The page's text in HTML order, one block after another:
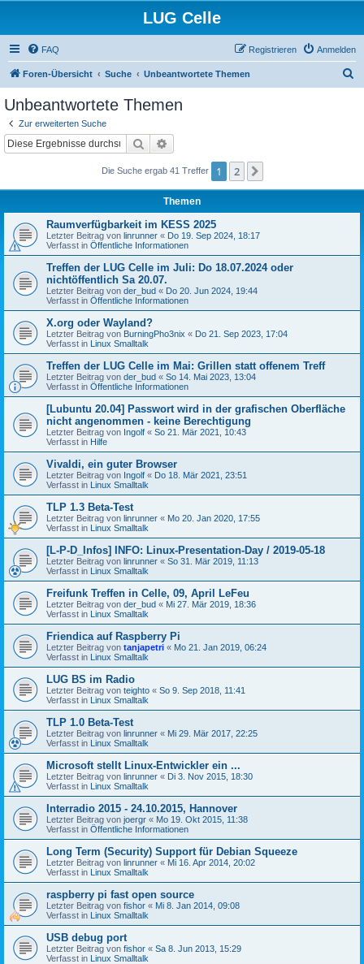
LUG Celle
FAQ Anmelden
Registrieren
Foren-Übersicht Suche Unbeantwortete Themen
Unbeantwortete Themen
Zur erweiterten Suche
Suche
Die Suche ergab 41 Treffer 1 2
Themen
Raumverfügbarkeit im KESS 2025
Letzter Beitrag von linrunner « Do 19. Sep 2024, 18:17
Verfasst in Öffentliche Informationen
Treffen der LUG Celle im Juli: Do 18.07.2024 oder
nichtöffentlich Sa 20.07.
Letzter Beitrag von der_bud « Do 20. Jun 2024, 19:44
Verfasst in Öffentliche Informationen
X.org oder Wayland?
Letzter Beitrag von BurningPho3nix « Do 21. Sep 2023, 17:04
Verfasst in Linux Smalltalk
Treffen der LUG Celle im Mai: Grillen statt offenem Treff
Letzter Beitrag von der_bud « So 14. Mai 2023, 13:04
Verfasst in Öffentliche Informationen
[Lubuntu 20.04] Passwort wird in der grafischen Oberfläche
nicht angenommen - keine Berechtigung
Letzter Beitrag von Ingolf « So 21. Mär 2021, 10:43
Verfasst in Hilfe
Vivaldi, ein guter Browser
Letzter Beitrag von Ingolf « Do 18. Mär 2021, 23:51
Verfasst in Linux Smalltalk
TLP 1.3 Beta-Test
Letzter Beitrag von linrunner « Mo 20. Jan 2020, 17:55
Verfasst in Linux Smalltalk
[L-P-D_Infos] INFO: Linux-Presentation-Day / 2019-05-18
Letzter Beitrag von linrunner « So 31. Mär 2019, 11:13
Verfasst in Linux Smalltalk
Freifunk Treffen in Celle, 09, April LeFeu
Letzter Beitrag von der_bud « Mi 27. Mär 2019, 18:36
Verfasst in Linux Smalltalk
Friendica auf Raspberry Pi
Letzter Beitrag von tanjapetri « Mo 21. Jan 2019, 06:24
Verfasst in Linux Smalltalk
LUG BS im Radio
Letzter Beitrag von teighto « So 9. Sep 2018, 11:41
Verfasst in Linux Smalltalk
TLP 1.0 Beta-Test
Letzter Beitrag von linrunner « Mi 29. Mär 2017, 22:25
Verfasst in Linux Smalltalk
Microsoft stellt Linux-Entwickler ein ...
Letzter Beitrag von linrunner « Di 3. Nov 2015, 18:30
Verfasst in Linux Smalltalk
Interradio 2015 - 24.10.2015, Hannover
Letzter Beitrag von joergr « Mo 19. Okt 2015, 11:38
Verfasst in Öffentliche Informationen
Long Term (Security) Support für Debian Squeeze
Letzter Beitrag von linrunner « Mi 16. Apr 2014, 20:02
Verfasst in Linux Smalltalk
raspberry pi fast open source
Letzter Beitrag von fishor « Mi 8. Jan 2014, 09:08
Verfasst in Linux Smalltalk
USB debug port
Letzter Beitrag von fishor « Sa 8. Jun 2013, 15:29
Verfasst in Linux Smalltalk